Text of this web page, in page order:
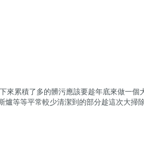
來累積了多的髒污應該要趁年底來做一個
爐等等平常較少清潔到的部分趁這次大掃